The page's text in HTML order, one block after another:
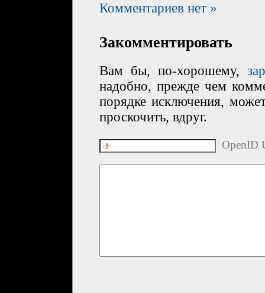
Комментариев нет »
Закомментировать
Вам бы, по-хорошему,
надобно, прежде чем
порядке исключения,
проскочить, вдруг.
OpenID